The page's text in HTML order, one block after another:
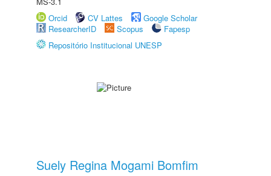
Orcid
CV Lattes
Google Scholar
ResearcherID
Scopus
Fapesp
Repositório Institucional UNESP
Suely Regina Mogami Bomfim